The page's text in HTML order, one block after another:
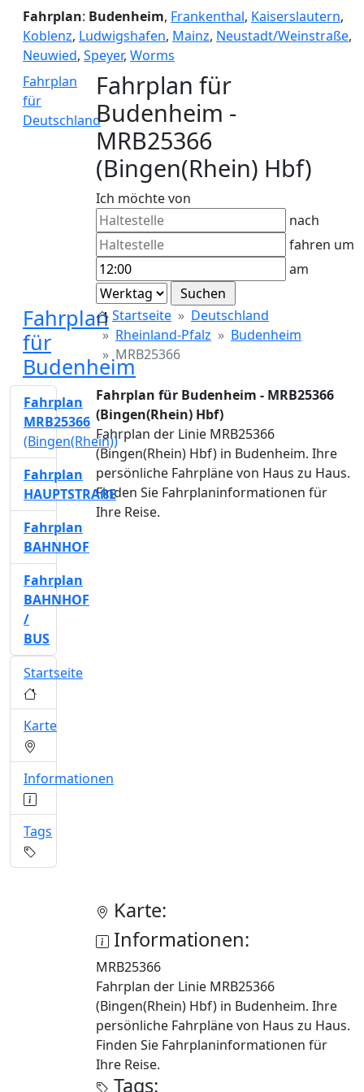
Fahrplan: Budenheim, Frankenthal, Kaiserslautern,
Koblenz, Ludwigshafen, Mainz, Neustadt/Weinstraße,
Neuwied, Speyer, Worms
Fahrplan
für
Deutschland
Fahrplan für
Budenheim -
MRB25366
(Bingen(Rhein) Hbf)
Ich möchte von
nach
fahren um
am
Fahrplan
für
Budenheim
Startseite
Deutschland
Rheinland-Pfalz
Budenheim
MRB25366
Fahrplan für Budenheim - MRB25366
(Bingen(Rhein) Hbf)
Fahrplan der Linie MRB25366
(Bingen(Rhein) Hbf) in Budenheim. Ihre
persönliche Fahrpläne von Haus zu Haus.
Finden Sie Fahrplaninformationen für
Ihre Reise.
Karte:
Informationen:
MRB25366
Fahrplan der Linie MRB25366
(Bingen(Rhein) Hbf) in Budenheim. Ihre
persönliche Fahrpläne von Haus zu Haus.
Finden Sie Fahrplaninformationen für
Ihre Reise.
Tags:
Fahrplan
MRB25366
(Bingen(Rhein))
Fahrplan
HAUPTSTRAßE
Fahrplan
BAHNHOF
Fahrplan
BAHNHOF
/
BUS
Startseite
Karte
Informationen
Tags